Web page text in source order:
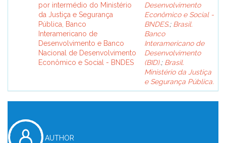
por intermédio do Ministério
da Justiça e Segurança
Pública, Banco
Interamericano de
Desenvolvimento e Banco
Nacional de Desenvolvimento
Econômico e Social - BNDES
Desenvolvimento
Econômico e Social -
BNDES.; Brasil.
Banco
Interamericano de
Desenvolvimento
(BID).; Brasil.
Ministério da Justiça
e Segurança Pública.
AUTHOR